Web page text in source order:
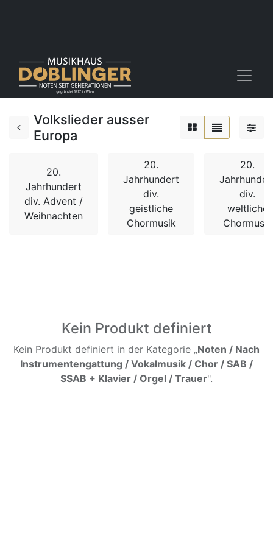
Volkslieder ausser
Europa
20.
Jahrhundert
div. Advent /
Weihnachten
20.
Jahrhundert
div.
geistliche
Chormusik
20.
div.
weltliche
Chormusik
Kein Produkt definiert
Kein Produkt definiert in der Kategorie „Noten / Nach
Instrumentengattung / Vokalmusik / Chor / SAB /
SSAB + Klavier / Orgel / Trauer".